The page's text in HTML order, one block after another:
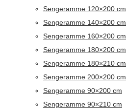
Sengeramme 120×200 cm
Sengeramme 140×200 cm
Sengeramme 160×200 cm
Sengeramme 180×200 cm
Sengeramme 180×210 cm
Sengeramme 200×200 cm
Sengeramme 90×200 cm
Sengeramme 90×210 cm